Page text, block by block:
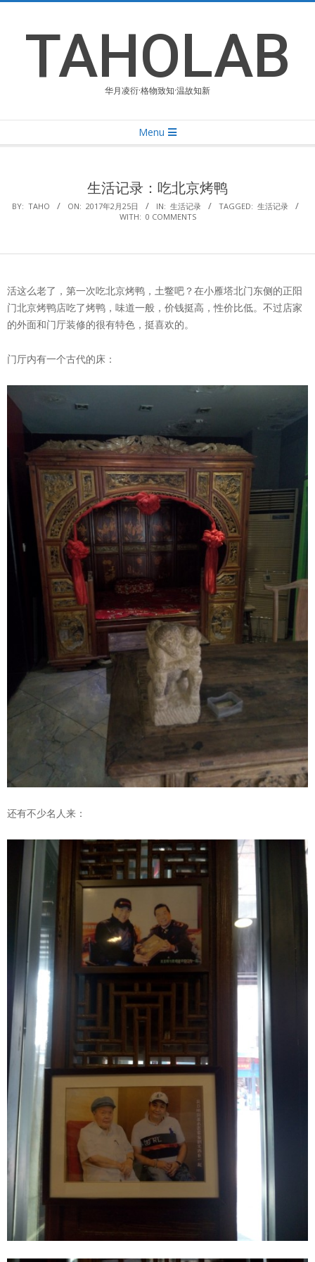
contentTAHOLAB
华月凌衍·格物致知·温故知新
Navigation
Menu
生活记录：吃北京烤鸭
BY: TAHO ON: 2017年2月25日 IN: 生活记录 TAGGED: 生活记录
WITH: 0 COMMENTS
活这么老了，第一次吃北京烤鸭，土鳖吧？在小雁塔北门东侧的正阳
门北京烤鸭店吃了烤鸭，味道一般，价钱挺高，性价比低。不过店家
的外面和门厅装修的很有特色，挺喜欢的。
门厅内有一个古代的床：
还有不少名人来：